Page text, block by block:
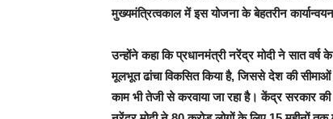
मुख्यमंत्रित्वकाल में इस योजना के बेहतरीन
उन्होंने कहा कि प्रधानमंत्री नरेंद्र मोदी ने सात वर्ष
मूलभूत ढांचा विकसित किया है, जिससे देश की
काम भी तेजी से करवाया जा रहा है। केंद्र सरकार